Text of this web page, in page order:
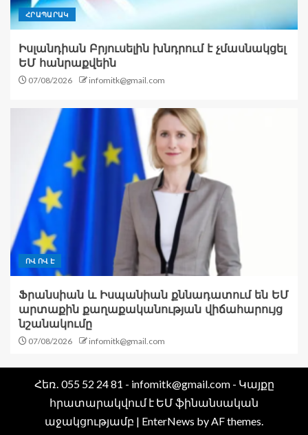
ՀՐԱՊԱՐԱԿ
Իսլանդիան Բրյուսելին խնդրում է չմասնակցել
ԵՄ հանրաքվեին
07/08/2026 infomitk@gmail.com
ՈՎ ՈՎ Է
Ֆրանսիան և Իսպանիան քննադատում են ԵՄ
արտաքին քաղաքականության վիճահարույց
նշանակումը
07/08/2026 infomitk@gmail.com
Հեռ․ 055 52 24 81 - infomitk@gmail.com - Կայքը
հրատարակվում է ԵՄ ֆինանսական
աջակցությամբ | EnterNews by AF themes.